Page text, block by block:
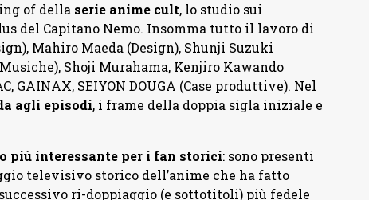
of della serie anime cult, lo studio sui
del Capitano Nemo. Insomma tutto il lavoro di
Mahiro Maeda (Design), Shunji Suzuki
Shoji Murahama, Kenjiro Kawando
GAINAX, SEIYON DOUGA (Case produttive). Nel
agli episodi, i frame della doppia sigla iniziale e
più interessante per i fan storici: sono presenti
televisivo storico dell’anime che ha fatto
ri-doppiaggio (e sottotitoli) più fedele